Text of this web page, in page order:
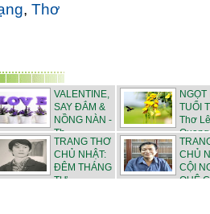
, Thơ
VALENTINE,
SAY ĐẮM &
NỒNG NÀN -
Th...
NGỌT
TUỔI
Thơ Lê
Quang
TRANG THƠ
CHỦ NHẬT:
ĐÊM THÁNG
TƯ - ...
CHỦ
CỘI
QUÊ